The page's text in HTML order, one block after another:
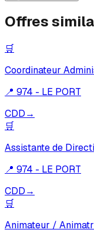
Offres
🛒
Coordinateur
📍 974 - LE PORT
CDD→
🛒
Assistante de
📍 974 - LE PORT
CDD→
🛒
Animateur /